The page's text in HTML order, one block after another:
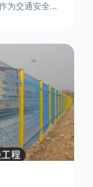
为交通安全的
能是防止车辆
因驾驶员疏忽
事故的发生
与人行道、绿